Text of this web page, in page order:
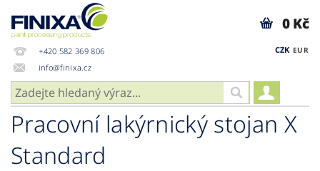
+420 582 369 806
info@finixa.cz
CZK EUR
0 Kč
Pracovní lakýrnický stojan X
Standard